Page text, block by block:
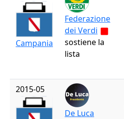
Campania
Federazione
dei Verdi
sostiene la
lista
2015-05
De Luca